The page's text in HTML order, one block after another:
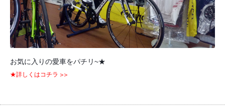
お気に入りの愛車をパチリ~★
★詳しくはコチラ >>